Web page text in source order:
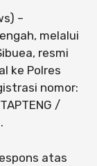
–
melalui
resmi
ke Polres
nomor:
/
atas